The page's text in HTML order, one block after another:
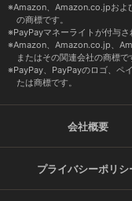
Amazon、Amazon.co.jpおよ
の商標です。
PayPayマネーライトが付与
Amazon、Amazon.co.jp、
またはその関連会社の商標で
PayPay、PayPayのロゴ、ペ
たは商標です。
会社概要
プライバシーポリシ